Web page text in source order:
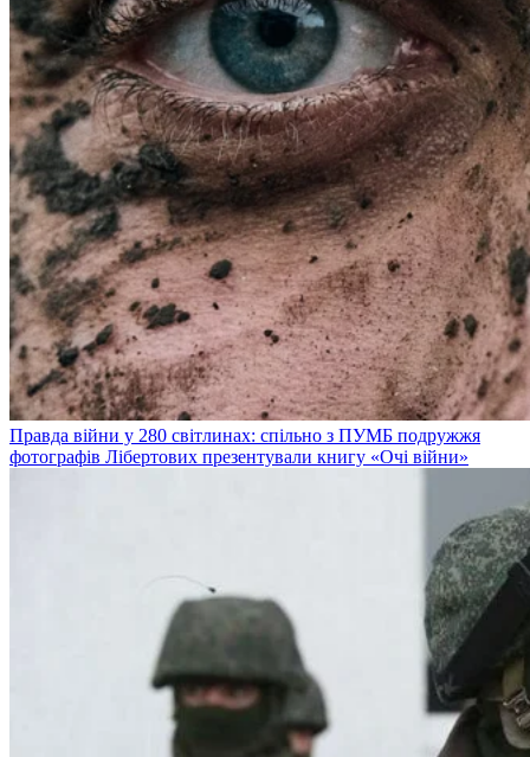
Правда війни у 280 світлинах: спільно з ПУМБ подружжя
фотографів Лібертових презентували книгу «Очі війни»